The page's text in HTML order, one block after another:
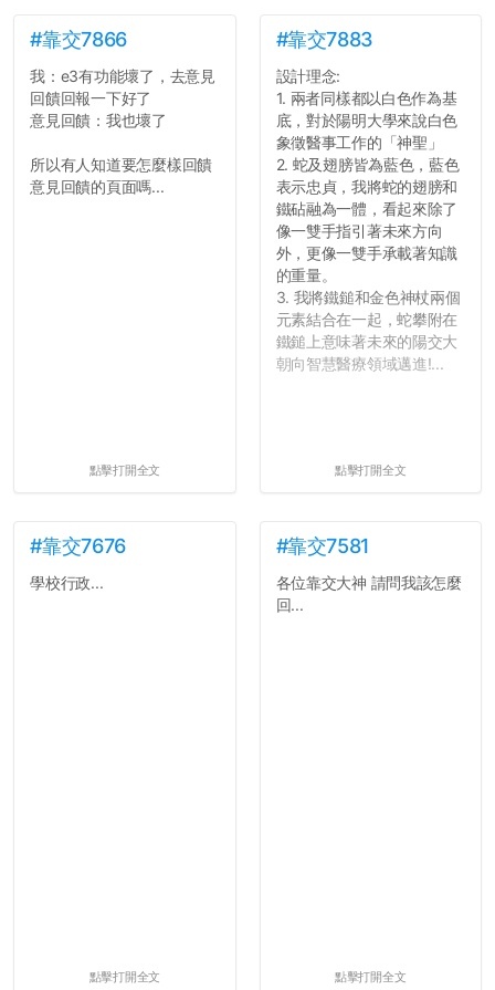
#靠交7866
我：e3有功能壞了，去意見
回饋回報一下好了
意見回饋：我也壞了
所以有人知道要怎麼樣回饋
意見回饋的頁面嗎...
點擊打開全文
#靠交7883
設計理念:
1. 兩者同樣都以白色作為基
底，對於陽明大學來說白色
象徵醫事工作的「神聖」
2. 蛇及翅膀皆為藍色，藍色
表示忠貞，我將蛇的翅膀和
鐵砧融為一體，看起來除了
像一雙手指引著未來方向
外，更像一雙手承載著知識
的重量。
3. 我將鐵鎚和金色神杖兩個
元素結合在一起，蛇攀附在
鐵鎚上意味著未來的陽交大
朝向智慧醫療領域邁進!...
點擊打開全文
#靠交7676
學校行政...
點擊打開全文
#靠交7581
各位靠交大神 請問我該怎麼
回...
點擊打開全文